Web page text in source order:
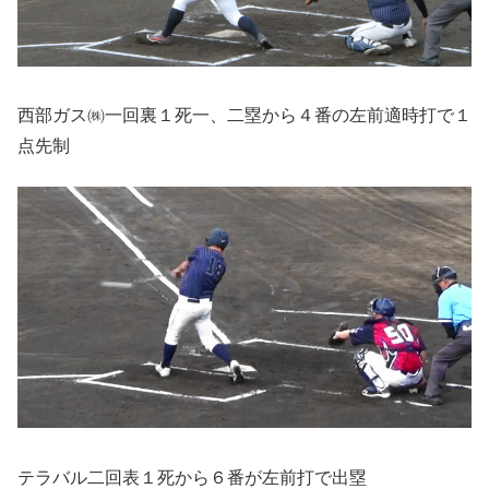
西部ガス㈱一回裏１死一、二塁から４番の左前適時打で１
点先制
テラバル二回表１死から６番が左前打で出塁